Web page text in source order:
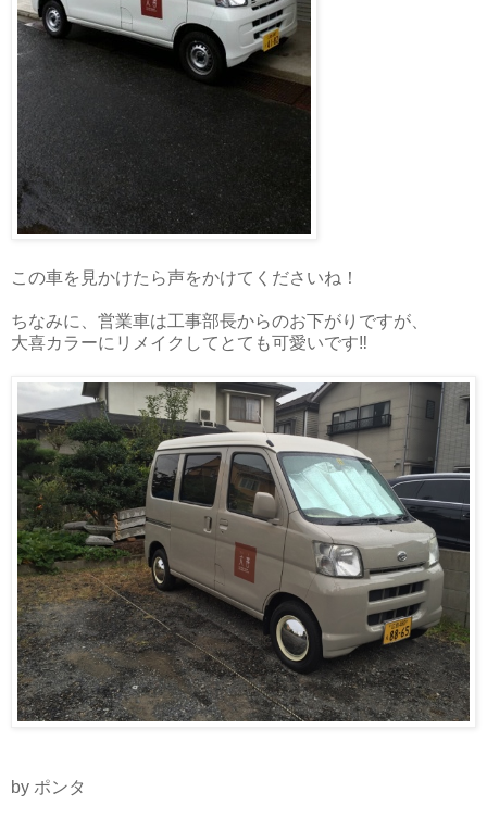
この車を見かけたら声をかけてくださいね！
ちなみに、営業車は工事部長からのお下がりですが、
大喜カラーにリメイクしてとても可愛いです‼︎
by ポンタ